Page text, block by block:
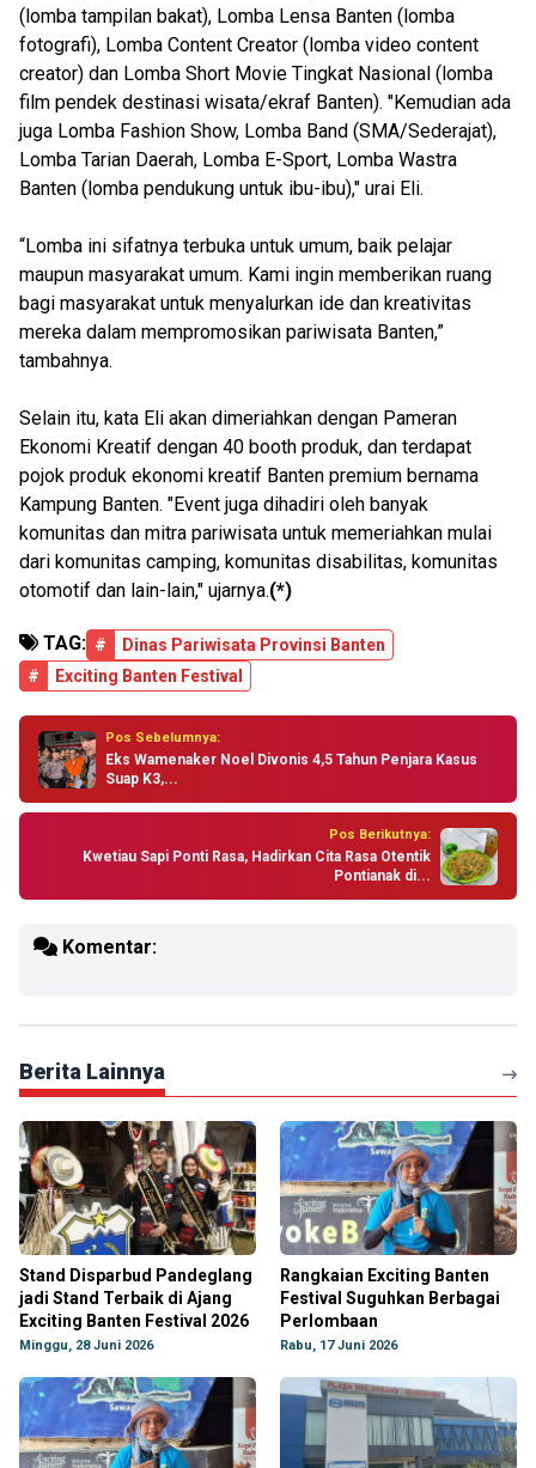
(lomba tampilan bakat), Lomba Lensa Banten (lomba
fotografi), Lomba Content Creator (lomba video content
creator) dan Lomba Short Movie Tingkat Nasional (lomba
film pendek destinasi wisata/ekraf Banten). "Kemudian ada
juga Lomba Fashion Show, Lomba Band (SMA/Sederajat),
Lomba Tarian Daerah, Lomba E-Sport, Lomba Wastra
Banten (lomba pendukung untuk ibu-ibu)," urai Eli.
“Lomba ini sifatnya terbuka untuk umum, baik pelajar
maupun masyarakat umum. Kami ingin memberikan ruang
bagi masyarakat untuk menyalurkan ide dan kreativitas
mereka dalam mempromosikan pariwisata Banten,”
tambahnya.
Selain itu, kata Eli akan dimeriahkan dengan Pameran
Ekonomi Kreatif dengan 40 booth produk, dan terdapat
pojok produk ekonomi kreatif Banten premium bernama
Kampung Banten. "Event juga dihadiri oleh banyak
komunitas dan mitra pariwisata untuk memeriahkan mulai
dari komunitas camping, komunitas disabilitas, komunitas
otomotif dan lain-lain," ujarnya.(*)
TAG: #
Dinas Pariwisata Provinsi Banten
#
Exciting Banten Festival
Pos Sebelumnya:
Eks Wamenaker Noel Divonis 4,5 Tahun Penjara Kasus
Suap K3,...
Pos Berikutnya:
Kwetiau Sapi Ponti Rasa, Hadirkan Cita Rasa Otentik
Pontianak di...
Komentar:
Berita Lainnya
Stand Disparbud Pandeglang
jadi Stand Terbaik di Ajang
Exciting Banten Festival 2026
Minggu, 28 Juni 2026
Rangkaian Exciting Banten
Festival Suguhkan Berbagai
Perlombaan
Rabu, 17 Juni 2026